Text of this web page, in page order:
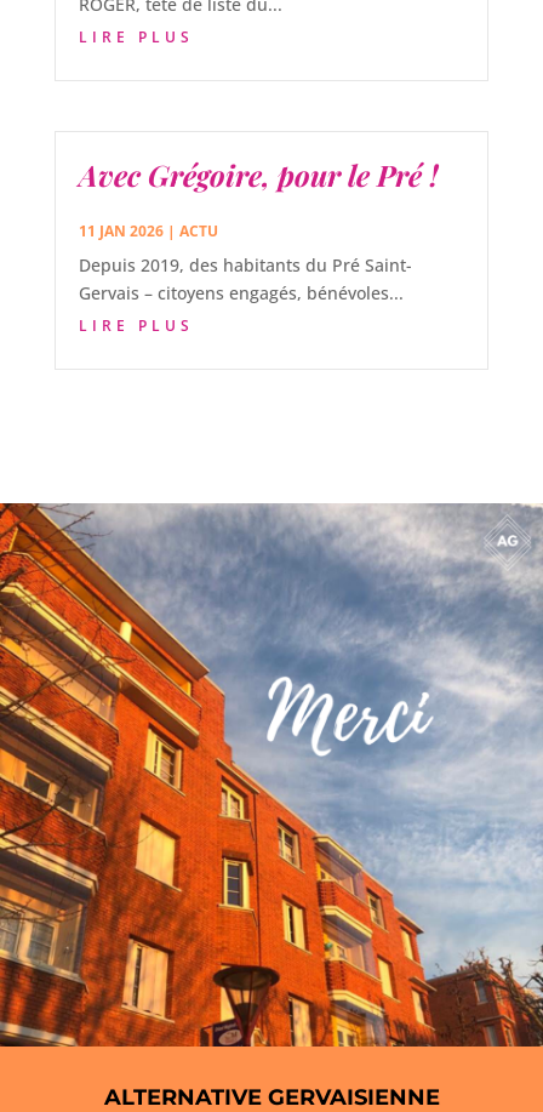
LIRE PLUS
Avec Grégoire, pour le Pré !
11 JAN 2026| ACTU
Depuis 2019, des habitants du Pré Saint-
Gervais – citoyens engagés, bénévoles...
LIRE PLUS
ALTERNATIVE GERVAISIENNE